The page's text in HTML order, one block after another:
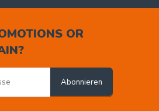
OR
Abonnieren